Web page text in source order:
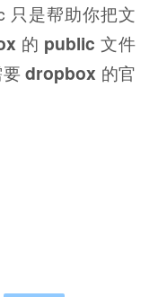
只是帮助你把文
的 public 文件
要dropbox 的官